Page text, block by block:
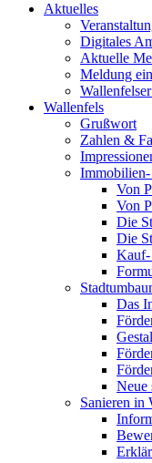
Aktuelles
Digitales
Aktuelle
Meldung
Wallenfels
Grußwort
Zahlen &
Immobilien-
Von
Von
Die
Die
Kauf-
Das
Neue
Sanieren in